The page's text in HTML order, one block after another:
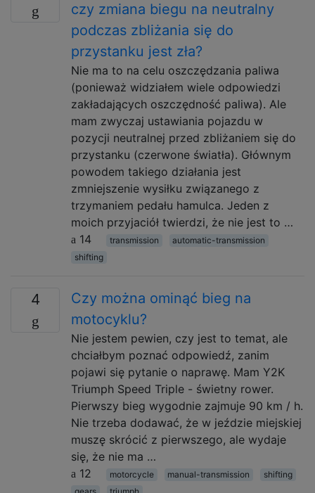
czy zmiana biegu na neutralny
podczas zbliżania się do
przystanku jest zła?
Nie ma to na celu oszczędzania paliwa
(ponieważ widziałem wiele odpowiedzi
zakładających oszczędność paliwa). Ale
mam zwyczaj ustawiania pojazdu w
pozycji neutralnej przed zbliżaniem się do
przystanku (czerwone światła). Głównym
powodem takiego działania jest
zmniejszenie wysiłku związanego z
trzymaniem pedału hamulca. Jeden z
moich przyjaciół twierdzi, że nie jest to …
14
transmission
automatic-transmission
shifting
4
Czy można ominąć bieg na
motocyklu?
Nie jestem pewien, czy jest to temat, ale
chciałbym poznać odpowiedź, zanim
pojawi się pytanie o naprawę. Mam Y2K
Triumph Speed ​​Triple - świetny rower.
Pierwszy bieg wygodnie zajmuje 90 km / h.
Nie trzeba dodawać, że w jeździe miejskiej
muszę skrócić z pierwszego, ale wydaje
się, że nie ma …
12
motorcycle manual-transmission
shifting